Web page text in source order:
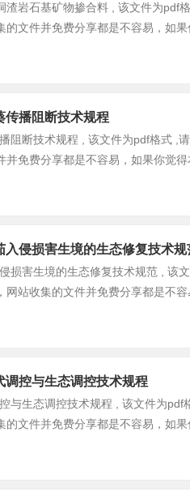
岩石基矿物掺合料 , 该文件为pdf
文件并免费分享都是不容易，如果
传播阻断技术规程
阻断技术规程 , 该文件为pdf格式 ,
免费分享都是不容易，如果你觉得
侵损害生境的生态修复技术规
损害生境的生态修复技术规范 , 该
站收集的文件并免费分享都是不容
控与生态调控技术规程
与生态调控技术规程 , 该文件为
文件并免费分享都是不容易，如果